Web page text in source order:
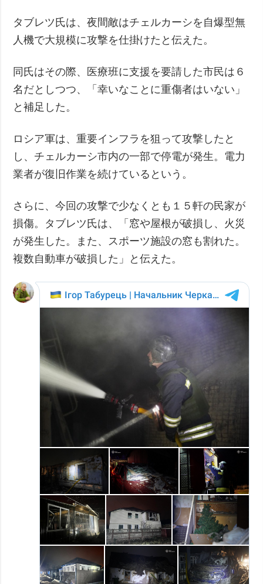
タブレツ氏は、夜間敵はチェルカーシを自爆型無
人機で大規模に攻撃を仕掛けたと伝えた。
同氏はその際、医療班に支援を要請した市民は６
名だとしつつ、「幸いなことに重傷者はいない」
と補足した。
ロシア軍は、重要インフラを狙って攻撃したと
し、チェルカーシ市内の一部で停電が発生。電力
業者が復旧作業を続けているという。
さらに、今回の攻撃で少なくとも１５軒の民家が
損傷。タブレツ氏は、「窓や屋根が破損し、火災
が発生した。また、スポーツ施設の窓も割れた。
複数自動車が破損した」と伝えた。